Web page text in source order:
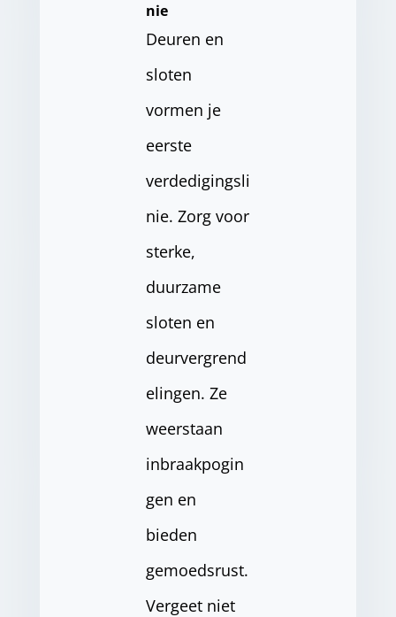
nie
Deuren en
sloten
vormen je
eerste
verdedigingsli
nie. Zorg voor
sterke,
duurzame
sloten en
deurvergrend
elingen. Ze
weerstaan
inbraakpogin
gen en
bieden
gemoedsrust.
Vergeet niet